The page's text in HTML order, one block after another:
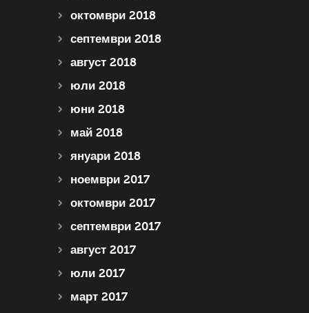
октомври 2018
септември 2018
август 2018
юли 2018
юни 2018
май 2018
януари 2018
ноември 2017
октомври 2017
септември 2017
август 2017
юли 2017
март 2017